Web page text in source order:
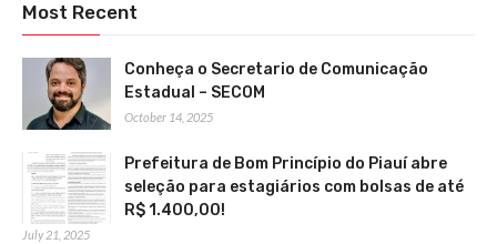
Most Recent
Conheça o Secretario de Comunicação
Estadual – SECOM
October 14, 2025
Prefeitura de Bom Princípio do Piauí abre
seleção para estagiários com bolsas de até
R$ 1.400,00!
July 21, 2025